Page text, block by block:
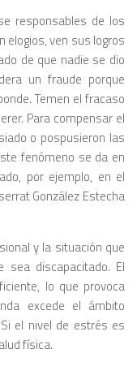
responsables de los
elogios, ven sus logros
de que nadie se dio
un fraude porque
Temen el fracaso
Para compensar el
o pospusieron las
fenómeno se da en
por ejemplo, en el
González Estecha
y la situación que
sea discapacitado. El
lo que provoca
excede el ámbito
el nivel de estrés es
física.